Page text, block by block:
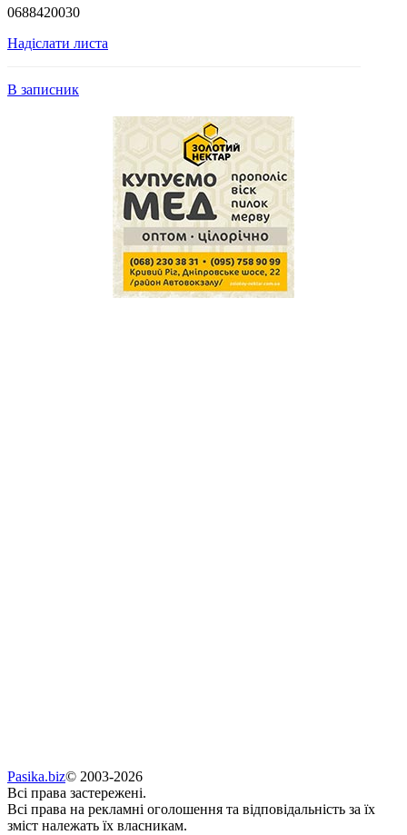
0688420030
Надіслати листа
В записник
Pasika.biz© 2003-2026
Всі права застережені.
Всі права на рекламні оголошення та відповідальність за їх
зміст належать їх власникам.